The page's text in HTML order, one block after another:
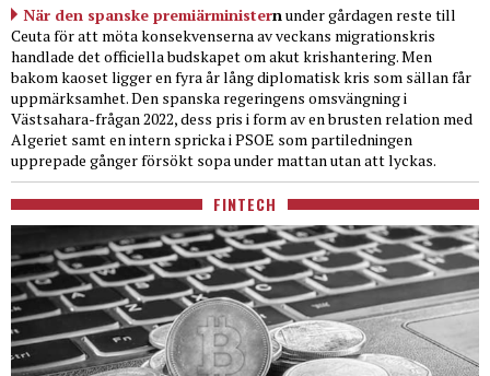
När den spanske premiärministern under gårdagen reste till
Ceuta för att möta konsekvenserna av veckans migrationskris
handlade det officiella budskapet om akut krishantering. Men
bakom kaoset ligger en fyra år lång diplomatisk kris som sällan får
uppmärksamhet. Den spanska regeringens omsvängning i
Västsahara-frågan 2022, dess pris i form av en brusten relation med
Algeriet samt en intern spricka i PSOE som partiledningen
upprepade gånger försökt sopa under mattan utan att lyckas.
FINTECH